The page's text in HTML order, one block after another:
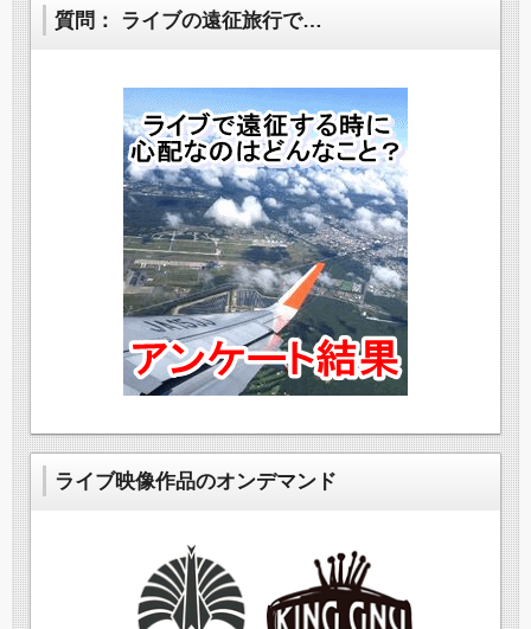
質問： ライブの遠征旅行で…
ライブ映像作品のオンデマンド